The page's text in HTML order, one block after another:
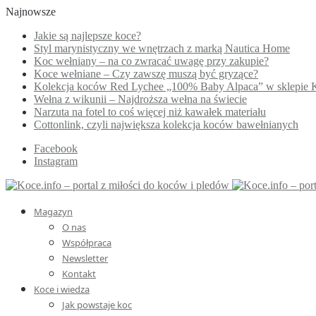
Najnowsze
Jakie są najlepsze koce?
Styl marynistyczny we wnętrzach z marką Nautica Home
Koc wełniany – na co zwracać uwagę przy zakupie?
Koce wełniane – Czy zawszę muszą być gryzące?
Kolekcja koców Red Lychee „100% Baby Alpaca” w sklepie
Wełna z wikunii – Najdroższa wełna na świecie
Narzuta na fotel to coś więcej niż kawałek materiału
Cottonlink, czyli największa kolekcja koców bawełnianych
Facebook
Instagram
Magazyn
O nas
Współpraca
Newsletter
Kontakt
Koce i wiedza
Jak powstaje koc